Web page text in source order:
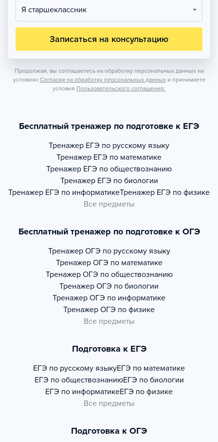
Я старшеклассник
Записаться на консультацию
Продолжая, вы соглашаетесь на обработку персональных данных на
условиях Согласия на обработку персональных данных и принимаете
условия Пользовательского соглашения.
Бесплатный тренажер по подготовке к ЕГЭ
Тренажер ЕГЭ по русскому языку
Тренажер ЕГЭ по математике
Тренажер ЕГЭ по обществознанию
Тренажер ЕГЭ по биологии
Тренажер ЕГЭ по информатикеТренажер ЕГЭ по физике
Все предметы
Бесплатный тренажер по подготовке к ОГЭ
Тренажер ОГЭ по русскому языку
Тренажер ОГЭ по математике
Тренажер ОГЭ по обществознанию
Тренажер ОГЭ по биологии
Тренажер ОГЭ по информатике
Тренажер ОГЭ по физике
Все предметы
Подготовка к ЕГЭ
ЕГЭ по русскому языкуЕГЭ по математике
ЕГЭ по обществознаниюЕГЭ по биологии
ЕГЭ по информатикеЕГЭ по физике
Все предметы
Подготовка к ОГЭ